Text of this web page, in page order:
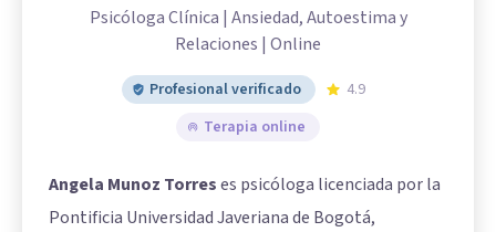
Psicóloga Clínica | Ansiedad, Autoestima y
Relaciones | Online
Profesional verificado
4.9
Terapia online
Angela Munoz Torreses psicóloga licenciada por la
Pontificia Universidad Javeriana de Bogotá,